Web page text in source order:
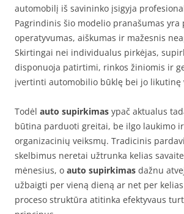
automobilį iš savininko įsigyja
Pagrindinis šio modelio pranašumas yra
operatyvumas, aiškumas ir mažesnis
Skirtingai nei individualus pirkėjas,
disponuoja patirtimi, rinkos žiniomis ir
įvertinti automobilio būklę bei jo likutinę
Todėl auto supirkimas ypač aktualus
būtina parduoti greitai, be ilgo laukimo
organizacinių veiksmų. Tradicinis
skelbimus neretai užtrunka kelias
mėnesius, o auto supirkimas dažnu
užbaigti per vieną dieną ar net per
proceso struktūra atitinka efektyvaus